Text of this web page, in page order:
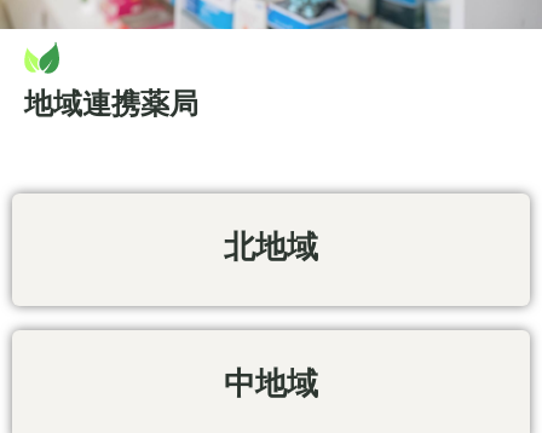
地域連携薬局
北地域
中地域